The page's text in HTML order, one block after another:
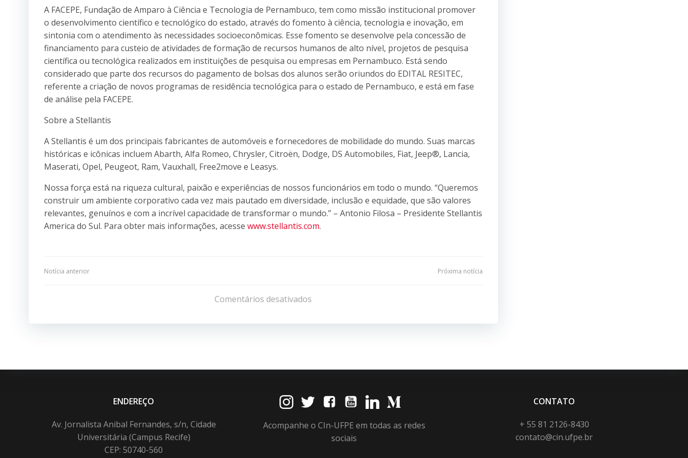
A FACEPE, Fundação de Amparo à Ciência e Tecnologia de Pernambuco, tem como missão institucional promover
o desenvolvimento científico e tecnológico do estado, através do fomento à ciência, tecnologia e inovação, em
sintonia com o atendimento às necessidades socioeconômicas. Esse fomento se desenvolve pela concessão de
financiamento para custeio de atividades de formação de recursos humanos de alto nível, projetos de pesquisa
científica ou tecnológica realizados em instituições de pesquisa ou empresas em Pernambuco. Está sendo
considerado que parte dos recursos do pagamento de bolsas dos alunos serão oriundos do EDITAL RESITEC,
referente a criação de novos programas de residência tecnológica para o estado de Pernambuco, e está em fase
de análise pela FACEPE.
Sobre a Stellantis
A Stellantis é um dos principais fabricantes de automóveis e fornecedores de mobilidade do mundo. Suas marcas
históricas e icônicas incluem Abarth, Alfa Romeo, Chrysler, Citroën, Dodge, DS Automobiles, Fiat, Jeep®, Lancia,
Maserati, Opel, Peugeot, Ram, Vauxhall, Free2move e Leasys.
Nossa força está na riqueza cultural, paixão e experiências de nossos funcionários em todo o mundo. “Queremos
construir um ambiente corporativo cada vez mais pautado em diversidade, inclusão e equidade, que são valores
relevantes, genuínos e com a incrível capacidade de transformar o mundo.” – Antonio Filosa – Presidente Stellantis
America do Sul. Para obter mais informações, acesse www.stellantis.com.
Navegação
Post
Notícia anterior
de
Post
Próxima notícia
Comentários desativados
ENDEREÇO
Av. Jornalista Anibal Fernandes, s/n, Cidade
Universitária (Campus Recife)
CEP: 50740-560
Acompanhe o CIn-UFPE em todas as redes
sociais
CONTATO
+ 55 81 2126-8430
contato@cin.ufpe.br